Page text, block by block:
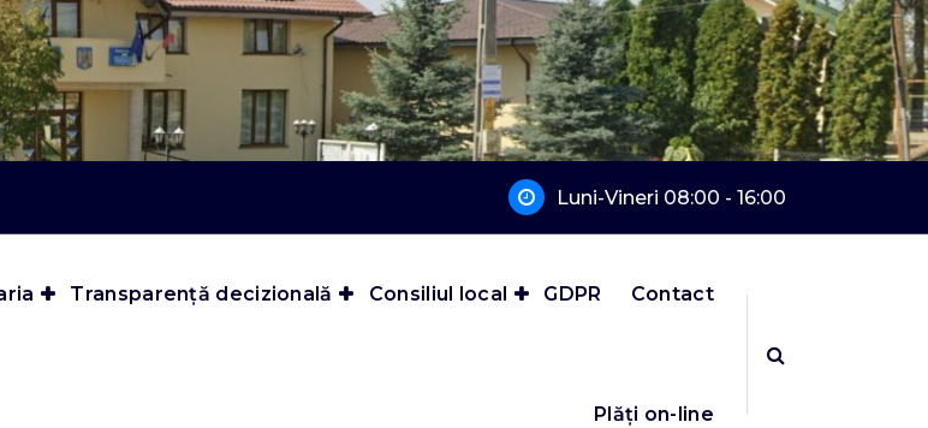
Luni-Vineri 08:00 - 16:00
Transparență decizională Consiliul local GDPR Contact
Plăți on-line